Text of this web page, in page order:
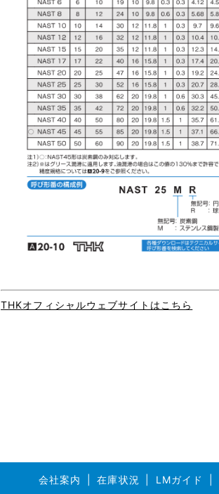
THKオフィシャルウェブサイトはこちら
会社案内 在庫状況 LMガイド